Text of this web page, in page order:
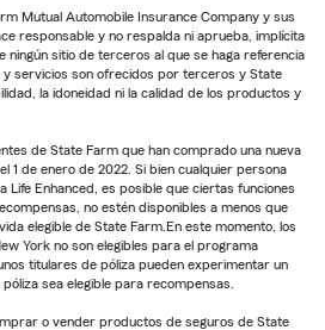
Mutual Automobile Insurance Company y sus
responsable y no respalda ni aprueba, implícita
ningún sitio de terceros al que se haga referencia
servicios son ofrecidos por terceros y State
la idoneidad ni la calidad de los productos y
de State Farm que han comprado una nueva
1 de enero de 2022. Si bien cualquier persona
Life Enhanced, es posible que ciertas funciones
no estén disponibles a menos que
elegible de State Farm.En este momento, los
York no son elegibles para el programa
titulares de póliza pueden experimentar un
sea elegible para recompensas.
o vender productos de seguros de State